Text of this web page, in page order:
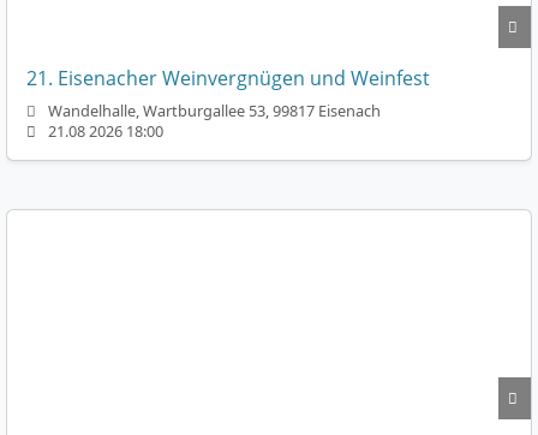
21. Eisenacher Weinvergnügen und Weinfest
Wandelhalle, Wartburgallee 53, 99817 Eisenach
21.08 2026 18:00